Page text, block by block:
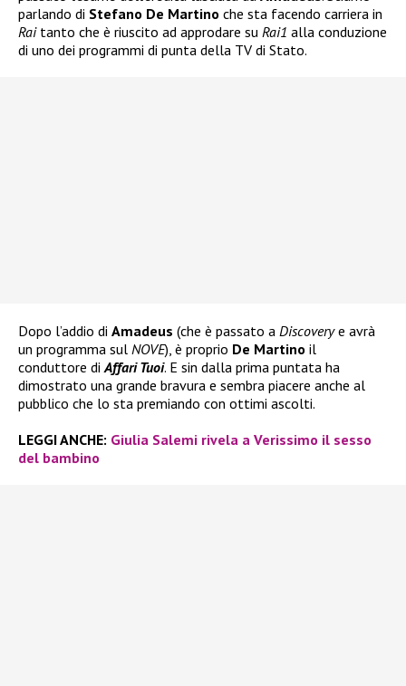
parlando di Stefano De Martino che sta facendo carriera in
Rai tanto che è riuscito ad approdare su Rai1 alla conduzione
di uno dei programmi di punta della TV di Stato.
Dopo l’addio di Amadeus (che è passato a Discoverye avrà
un programma sul NOVE), è proprio De Martino il
conduttore diAffari Tuoi. E sin dalla prima puntata ha
dimostrato una grande bravura e sembra piacere anche al
pubblico che lo sta premiando con ottimi ascolti.
LEGGI ANCHE: Giulia Salemi rivela a Verissimo il sesso
del bambino